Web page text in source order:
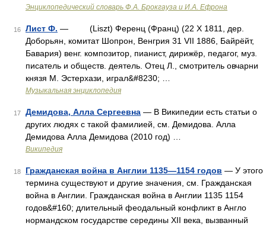
Энциклопедический словарь Ф.А. Брокгауза и И.А. Ефрона
16 Лист Ф. — (Liszt) Ференц (Франц) (22 X 1811, дер.
Доборьян, комитат Шопрон, Венгрия 31 VII 1886, Байрёйт,
Бавария) венг. композитор, пианист, дирижёр, педагог, муз.
писатель и обществ. деятель. Отец Л., смотритель овчарни
князя М. Эстерхази, играл&#8230; …
Музыкальная энциклопедия
17 Демидова, Алла Сергеевна — В Википедии есть статьи о
других людях с такой фамилией, см. Демидова. Алла
Демидова Алла Демидова (2010 год) …
Википедия
18 Гражданская война в Англии 1135—1154 годов — У этого
термина существуют и другие значения, см. Гражданская
война в Англии. Гражданская война в Англии 1135 1154
годов&#160; длительный феодальный конфликт в Англо
нормандском государстве середины XII века, вызванный